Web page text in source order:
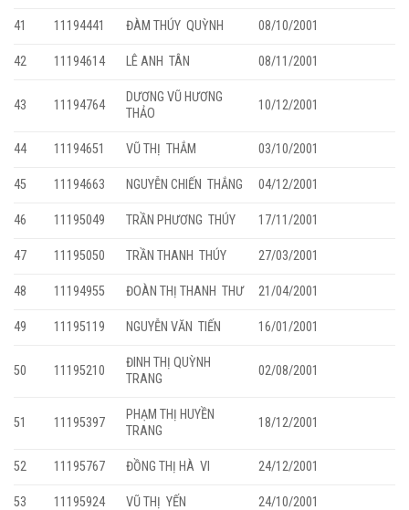
41 11194441 ĐÀM THÚY QUỲNH 08/10/2001
42 11194614 LÊ ANH TÂN 08/11/2001
43 11194764
DƯƠNG VŨ HƯƠNG
THẢO
10/12/2001
44 11194651 VŨ THỊ THẮM 03/10/2001
45 11194663 NGUYỄN CHIẾN THẮNG 04/12/2001
46 11195049 TRẦN PHƯƠNG THÚY 17/11/2001
47 11195050 TRẦN THANH THÚY 27/03/2001
48 11194955 ĐOÀN THỊ THANH THƯ 21/04/2001
49 11195119 NGUYỄN VĂN TIẾN 16/01/2001
50 11195210
ĐINH THỊ QUỲNH
TRANG
02/08/2001
51 11195397
PHẠM THỊ HUYỀN
TRANG
18/12/2001
52 11195767 ĐỒNG THỊ HÀ VI 24/12/2001
53 11195924 VŨ THỊ YẾN 24/10/2001